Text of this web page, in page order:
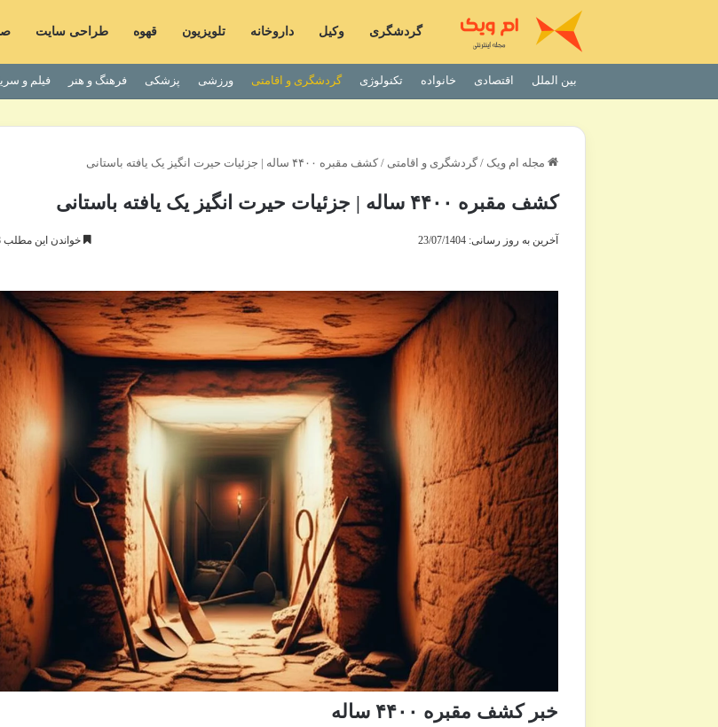
گردشگری وکیل داروخانه تلویزیون قهوه طراحی سایت
بین الملل اقتصادی خانواده تکنولوژی گردشگری و اقامتی ورزشی پزشکی فرهنگ و هنر فیلم و
مجله ام ویک / گردشگری و اقامتی / کشف مقبره ۴۴۰۰ ساله | جزئیات حیرت انگیز یک یافته باستانی
کشف مقبره ۴۴۰۰ ساله | جزئیات حیرت انگیز یک یافته باستانی
آخرین به روز رسانی: 23/07/1404 خواندن این مطلب 18 دقیقه زمان میبرد
خبر کشف مقبره ۴۴۰۰ ساله